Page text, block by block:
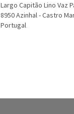
Largo Capitão Lino Vaz
8950Azinhal - Castro
Portugal